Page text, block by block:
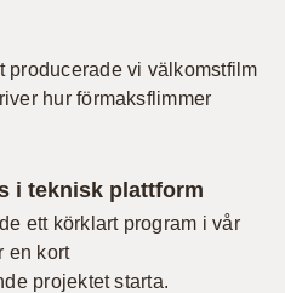
producerade vi välkomstfilm
hur förmaksflimmer
i teknisk plattform
ett körklart program i vår
en kort
projektet starta.